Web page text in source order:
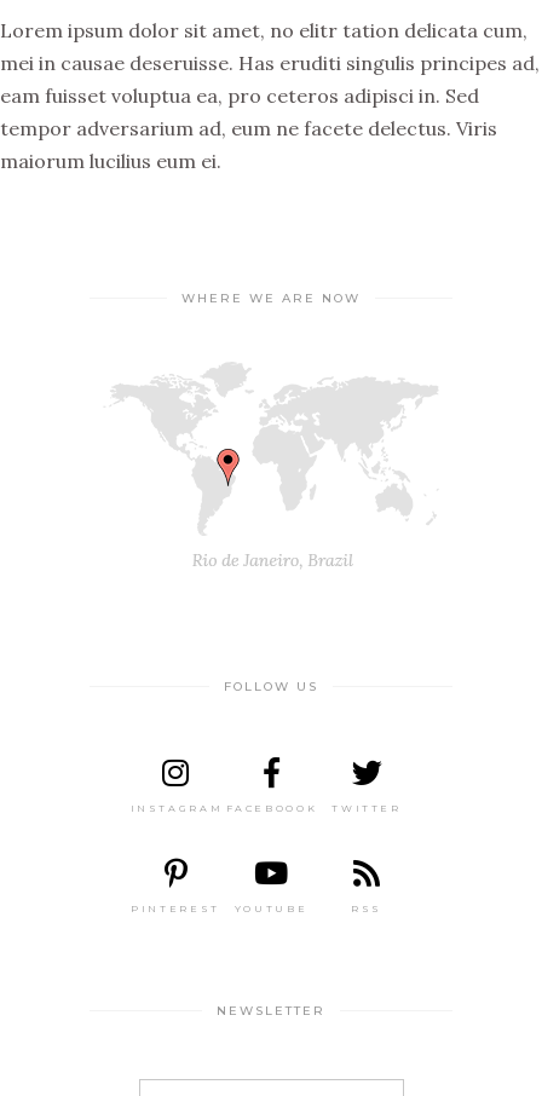
Lorem ipsum dolor sit amet, no elitr tation delicata cum,
mei in causae deseruisse. Has eruditi singulis principes ad,
eam fuisset voluptua ea, pro ceteros adipisci in. Sed
tempor adversarium ad, eum ne facete delectus. Viris
maiorum lucilius eum ei.
WHERE WE ARE NOW
FOLLOW US
INSTAGRAM FACEBOOOK TWITTER
PINTEREST YOUTUBE RSS
NEWSLETTER